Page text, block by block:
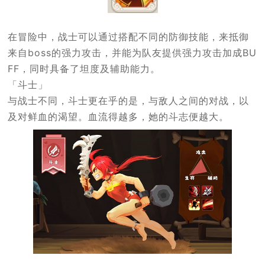
在冒险中，战士可以通过搭配不同的防御技能，来抵御
来自boss的强力攻击，并能为队友提供强力攻击加成BU
FF，同时具备了坦度及辅助能力。
「斗士」
与战士不同，斗士更在乎的是，与敌人之间的对战，以
及对鲜血的渴望。血流得越多，她的斗志便越大。